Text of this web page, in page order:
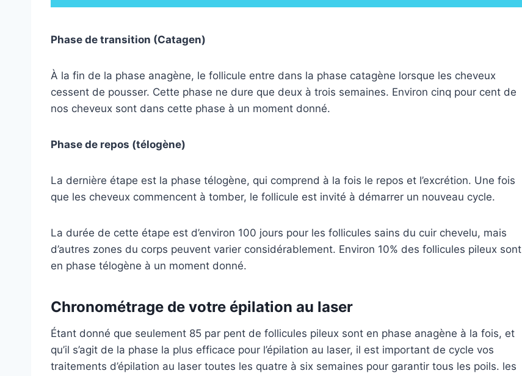
Phase de transition (Catagen)
À la fin de la phase anagène, le follicule entre dans la phase catagène lorsque les cheveux
cessent de pousser. Cette phase ne dure que deux à trois semaines. Environ cinq pour cent de
nos cheveux sont dans cette phase à un moment donné.
Phase de repos (télogène)
La dernière étape est la phase télogène, qui comprend à la fois le repos et l’excrétion. Une fois
que les cheveux commencent à tomber, le follicule est invité à démarrer un nouveau cycle.
La durée de cette étape est d’environ 100 jours pour les follicules sains du cuir chevelu, mais
d’autres zones du corps peuvent varier considérablement. Environ 10% des follicules pileux sont
en phase télogène à un moment donné.
Chronométrage de votre épilation au laser
Étant donné que seulement 85 par pent de follicules pileux sont en phase anagène à la fois, et
qu’il s’agit de la phase la plus efficace pour l’épilation au laser, il est important de cycle vos
traitements d’épilation au laser toutes les quatre à six semaines pour garantir tous les poils. les